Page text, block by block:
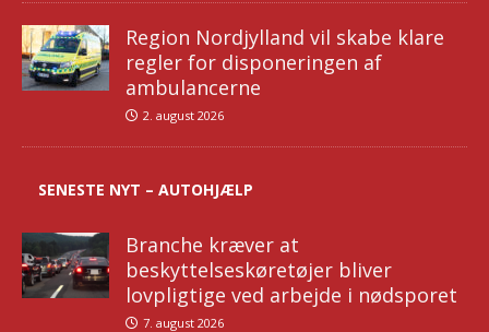
Region Nordjylland vil skabe klare
regler for disponeringen af
ambulancerne
2. august 2026
SENESTE NYT – AUTOHJÆLP
Branche kræver at
beskyttelseskøretøjer bliver
lovpligtige ved arbejde i nødsporet
7. august 2026